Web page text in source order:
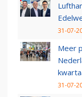
31-07-
Meer
31-07-